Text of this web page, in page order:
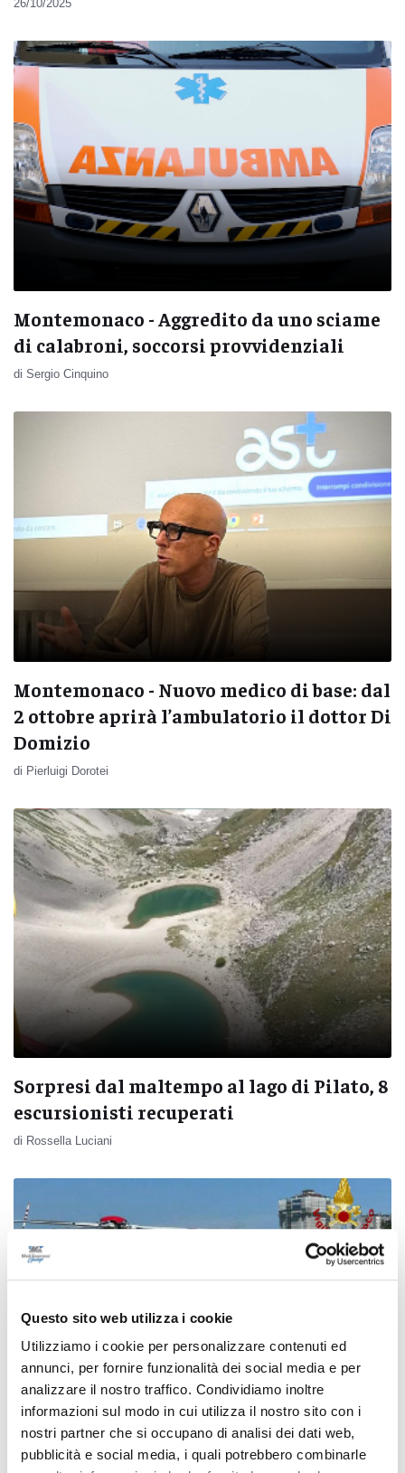
Questo sito web utilizza i cookie
Utilizziamo i cookie per personalizzare contenuti ed
annunci, per fornire funzionalità dei social media e per
analizzare il nostro traffico. Condividiamo inoltre
informazioni sul modo in cui utilizza il nostro sito con i
nostri partner che si occupano di analisi dei dati web,
pubblicità e social media, i quali potrebbero combinarle
26/10/2025
Montemonaco - Aggredito da uno sciame
di calabroni, soccorsi provvidenziali
di Sergio Cinquino
Montemonaco - Nuovo medico di base: dal
2 ottobre aprirà l’ambulatorio il dottor Di
Domizio
di Pierluigi Dorotei
Sorpresi dal maltempo al lago di Pilato, 8
escursionisti recuperati
di Rossella Luciani
Montemonaco - Escursionista ferita sul